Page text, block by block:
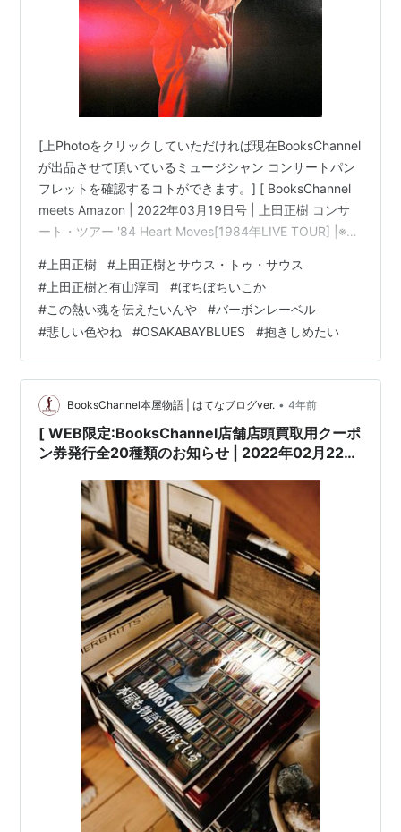
[上Photoをクリックしていただければ現在BooksChannel
が出品させて頂いているミュージシャン コンサートパン
フレットを確認するコトができます。] [ BooksChannel
meets Amazon | 2022年03月19日号 | 上田正樹 コンサ
ート・ツアー '84 Heart Moves[1984年LIVE TOUR] |※ア
ージシャン コンサートパンフレット 特集 Part-022 | #上
田正樹 日本のR&B・ソウルシンガー シンガーソングライ
ター #悲しい色やね #OSAKABAYBLUES 抱きしめたい 他
…
# 上田正樹 # 上田正樹とサウス・トゥ・サウス
# 上田正樹と有山淳司 #ぼちぼちいこか
#この熱い魂を伝えたいんや #バーボンレーベル
#悲しい色やね #OSAKABAYBLUES #抱きしめたい
BooksChannel本屋物語 | はてなブログver. • 4年前
[ WEB限定:BooksChannel店舗店頭買取用クーポ
ン券発行全20種類のお知らせ | 2022年02月22日
ジック・オーケストラ YellowMagicOrchestra
細野晴臣 高橋幸宏 坂本龍一 #泉谷しげる 春夏秋
冬 #ぼちぼちいこか 上田正樹と有山淳司 #1970年
代プログレッシブロック キングクリムゾン
(KingCrimson) ピンクフロイド(PinkFloyd)
#BlueNote ECM impulse PacificJAZ